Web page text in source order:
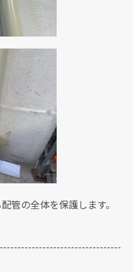
管の全体を保護します。